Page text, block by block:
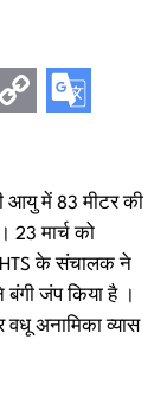
आयु में 83 मीटर की
23 मार्च को
के संचालक ने
जंप किया है ।
वधू अनामिका व्यास